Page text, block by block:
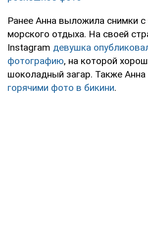
Ранее Анна выложила снимки с
морского отдыха. На своей
Instagram девушка
фотографию, на которой
шоколадный загар. Также Анна
горячими фото в бикини.